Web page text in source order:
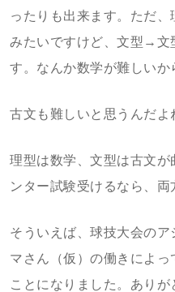
ったりも出来ます。ただ
みたいですけど、文型→文
す。なんか数学が難しいか
古文も難しいと思うんだよ
理型は数学、文型は古文
ンター試験受けるなら、両
そういえば、球技大会の
マさん（仮）の働きによ
ことになりました。ありが